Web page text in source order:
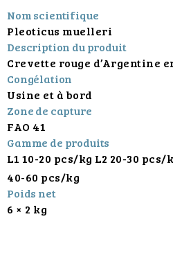
Nom scientifique
Pleoticus muelleri
Description du produit
Crevette rouge d’Argentine
Congélation
Usine et à bord
Zone de capture
FAO 41
Gamme de produits
L1 10-20 pcs/kg L2 20-30
40-60 pcs/kg
Poids net
6 × 2 kg